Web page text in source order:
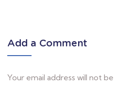
Add a Comment
Your email address will not be